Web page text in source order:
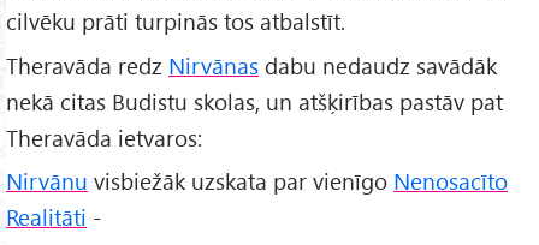
cilvēku prāti turpinās tos atbalstīt.
Theravāda redz Nirvānas dabu nedaudz savādāk
nekā citas Budistu skolas, un atšķirības pastāv pat
Theravāda ietvaros:
Nirvānu visbiežāk uzskata par vienīgo Nenosacīto
Realitāti -